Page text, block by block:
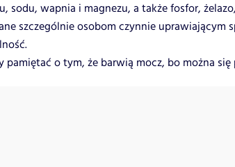
sodu, wapnia i magnezu, a także fosfor,
szczególnie osobom czynnie uprawiającym
pamiętać o tym, że barwią mocz, bo można się